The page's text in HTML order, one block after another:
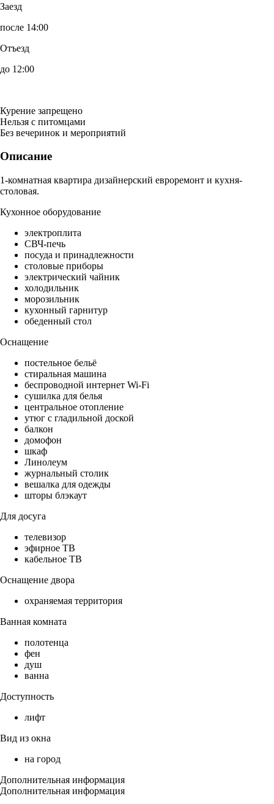
Заезд
после 14:00
Отъезд
до 12:00
Курение запрещено
Нельзя с питомцами
Без вечеринок и мероприятий
Описание
1-комнатная квартира дизайнерский евроремонт и кухня-
столовая.
Кухонное оборудование
электроплита
СВЧ-печь
посуда и принадлежности
столовые приборы
электрический чайник
холодильник
морозильник
кухонный гарнитур
обеденный стол
Оснащение
постельное бельё
стиральная машина
беспроводной интернет Wi-Fi
сушилка для белья
центральное отопление
утюг с гладильной доской
балкон
домофон
шкаф
Линолеум
журнальный столик
вешалка для одежды
шторы блэкаут
Для досуга
телевизор
эфирное ТВ
кабельное ТВ
Оснащение двора
охраняемая территория
Ванная комната
полотенца
фен
душ
ванна
Доступность
лифт
Вид из окна
на город
Дополнительная информация
Дополнительная информация